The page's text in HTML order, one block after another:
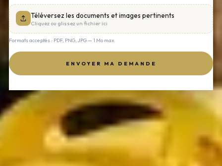
Téléversez les documents et images pertinents
Cliquez ou glissez un fichier ici
Formats acceptés : PDF, PNG, JPG — 1 Mo max.
ENVOYER MA DEMANDE